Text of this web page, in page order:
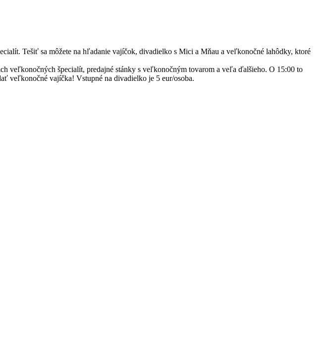
Tešiť sa môžete na hľadanie vajíčok, divadielko s Mici a Mňau a veľkonočné lahôdky, ktoré
veľkonočných špecialít, predajné stánky s veľkonočným tovarom a veľa ďalšieho. O 15:00 to
veľkonočné vajíčka! Vstupné na divadielko je 5 eur/osoba.